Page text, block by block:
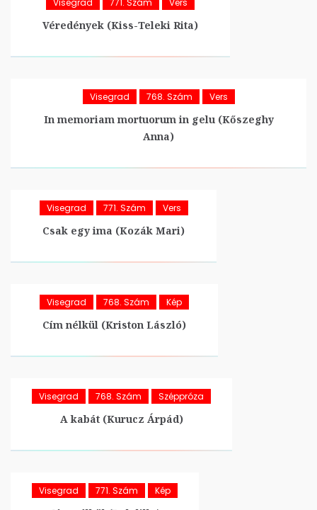
Visegrad 771. Szám Vers
Véredények (Kiss-Teleki Rita)
Visegrad 768. Szám Vers
In memoriam mortuorum in gelu (Kőszeghy
Anna)
Visegrad 771. Szám Vers
Csak egy ima (Kozák Mari)
Visegrad 768. Szám Kép
Cím nélkül (Kriston László)
Visegrad 768. Szám Széppróza
A kabát (Kurucz Árpád)
Visegrad 771. Szám Kép